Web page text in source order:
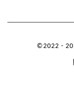
©2022 -